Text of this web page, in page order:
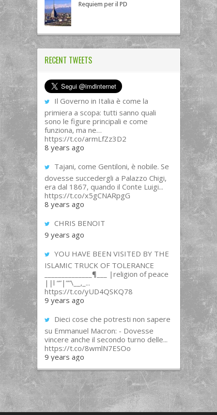
Requiem per il PD
RECENT TWEETS
Il Governo in Italia è come la
primiera a scopa: tutti sanno quali
sono le figure principali e come
funziona, ma ne…
https://t.co/armLfZz3D2
8 years ago
Tajani, come Gentiloni, è nobile. Se
dovesse succedergli a Palazzo Chigi,
era dal 1867, quando il Conte Luigi...
https://t.co/x5gCNARpgG
8 years ago
CHRIS BENOIT
9 years ago
YOU HAVE BEEN VISITED BY THE
ISLAMIC TRUCK OF TOLERANCE
______________¶___ |religion of peace
||l “”|””\__,_...
https://t.co/yUD4QSKQ78
9 years ago
Dieci cose che potresti non sapere
su Emmanuel Macron: - Dovesse
vincere anche il secondo turno delle...
https://t.co/8wmlN7ESOo
9 years ago